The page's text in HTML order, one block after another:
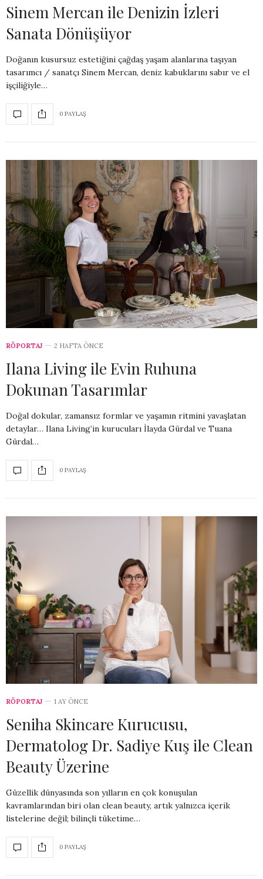
Sinem Mercan ile Denizin İzleri
Sanata Dönüşüyor
Doğanın kusursuz estetiğini çağdaş yaşam alanlarına taşıyan
tasarımcı / sanatçı Sinem Mercan, deniz kabuklarını sabır ve el
işçiliğiyle…
0 PAYLAŞ
RÖPORTAJ 2 HAFTA ÖNCE
Ilana Living ile Evin Ruhuna
Dokunan Tasarımlar
Doğal dokular, zamansız formlar ve yaşamın ritmini yavaşlatan
detaylar… Ilana Living’in kurucuları İlayda Gürdal ve Tuana
Gürdal…
0 PAYLAŞ
RÖPORTAJ 1 AY ÖNCE
Seniha Skincare Kurucusu,
Dermatolog Dr. Sadiye Kuş ile Clean
Beauty Üzerine
Güzellik dünyasında son yılların en çok konuşulan
kavramlarından biri olan clean beauty, artık yalnızca içerik
listelerine değil; bilinçli tüketime…
0 PAYLAŞ